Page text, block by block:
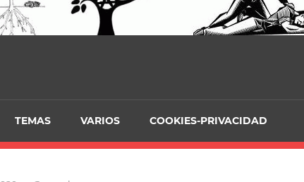
TEMAS VARIOS COOKIES-PRIVACIDAD